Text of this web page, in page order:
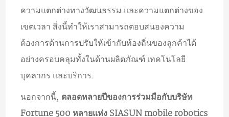
ความแตกต่างทางวัฒนธรรม และความแตกต่างของ
เขตเวลา สิ่งนี้ทำให้เราสามารถตอบสนองความ
ต้องการด้านการปรับให้เข้ากับท้องถิ่นของลูกค้าได้
อย่างครอบคลุมทั้งในด้านผลิตภัณฑ์ เทคโนโลยี
บุคลากร และบริการ.
นอกจากนี้, ตลอดหลายปีของการร่วมมือกับบริษัท
Fortune 500 หลายแห่ง SIASUN mobile robotics